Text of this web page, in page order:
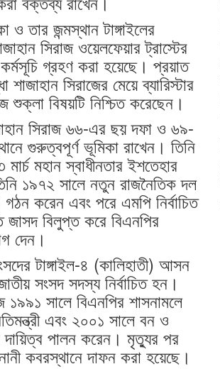
ও তার জন্মস্থান টাঙ্গাইলের
সিরাজ ওয়েলফেয়ার ট্রাস্টের
গ্রহণ করা হয়েছে। প্রয়াত
শাজাহান সিরাজের মেয়ে ব্যারিস্টার
শুক্লা বিষয়টি নিশ্চিত করেছেন।
সিরাজ ৬৬-এর ছয় দফা ও ৬৯-
গুরুত্বপূর্ণ ভূমিকা রাখেন। তিনি
মহান স্বাধীনতার ইশতেহার
১৯৭২ সালে নতুন রাজনৈতিক দল
করেন এবং পরে এমপি নির্বাচিত
জাসদ বিলুপ্ত করে বিএনপির
দেন।
টাঙ্গাইল-৪ (কালিহাতী) আসন
সংসদ সদস্য নির্বাচিত হন।
১৯৯১ সালে বিএনপির শাসনামলে
এবং ২০০১ সালে বন ও
দায়িত্ব পালন করেন। মৃত্যুর পর
কবরস্থানে দাফন করা হয়েছে।